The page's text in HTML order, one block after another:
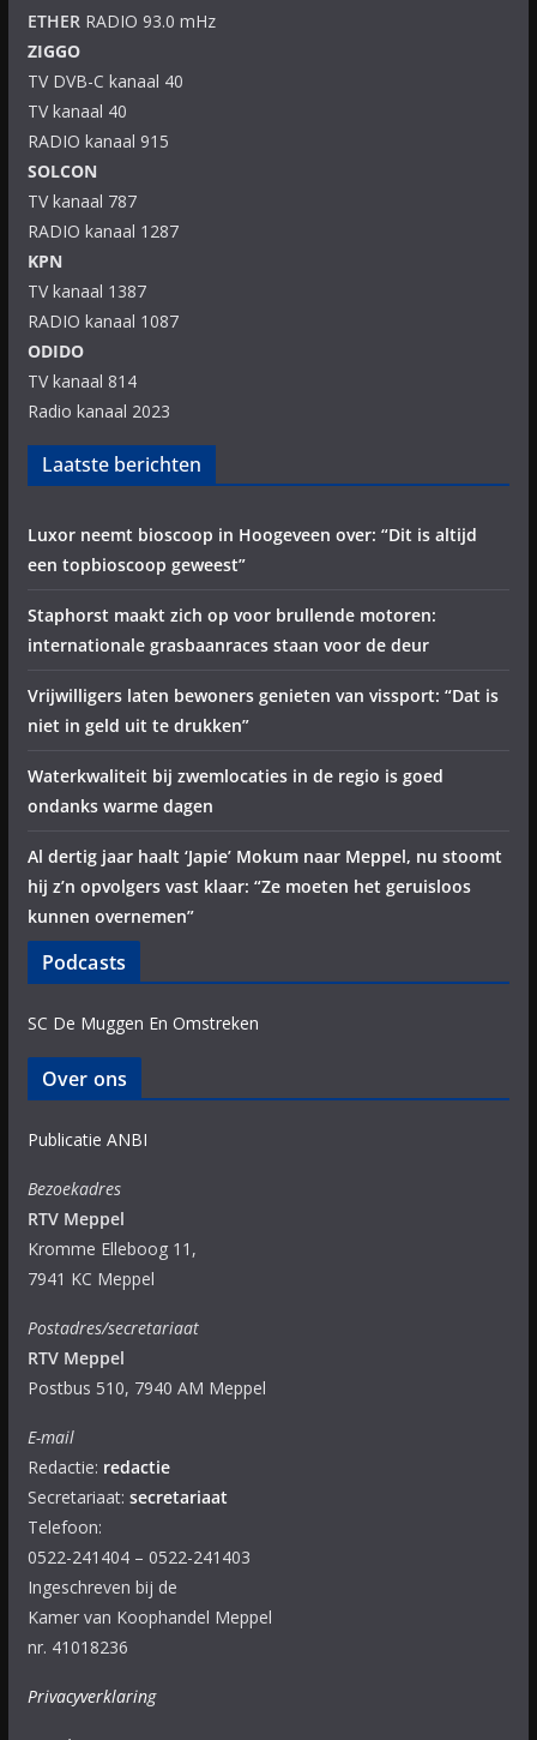
ETHERRADIO 93.0 mHz
ZIGGO
TV DVB-C kanaal 40
TV kanaal 40
RADIO kanaal 915
SOLCON
TV kanaal 787
RADIO kanaal 1287
KPN
TV kanaal 1387
RADIO kanaal 1087
ODIDO
TV kanaal 814
Radio kanaal 2023
Laatste berichten
Luxor neemt bioscoop in Hoogeveen over: “Dit is altijd
een topbioscoop geweest”
Staphorst maakt zich op voor brullende motoren:
internationale grasbaanraces staan voor de deur
Vrijwilligers laten bewoners genieten van vissport: “Dat is
niet in geld uit te drukken”
Waterkwaliteit bij zwemlocaties in de regio is goed
ondanks warme dagen
Al dertig jaar haalt ‘Japie’ Mokum naar Meppel, nu stoomt
hij z’n opvolgers vast klaar: “Ze moeten het geruisloos
kunnen overnemen”
Podcasts
SC De Muggen En Omstreken
Over ons
Publicatie ANBI
Bezoekadres
RTV Meppel
Kromme Elleboog 11,
7941 KC Meppel
Postadres/secretariaat
RTV Meppel
Postbus 510, 7940 AM Meppel
E-mail
Redactie: redactie
Secretariaat: secretariaat
Telefoon:
0522-241404 – 0522-241403
Ingeschreven bij de
Kamer van Koophandel Meppel
nr. 41018236
Privacyverklaring